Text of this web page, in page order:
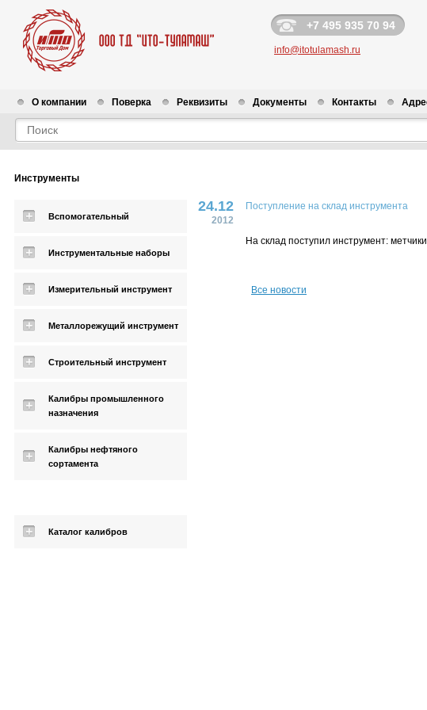
+7 495 935 70 94
info@itotulamash.ru
О компании Поверка Реквизиты Документы Контакты
Инструменты
Вспомогательный
Инструментальные наборы
Измерительный инструмент
Металлорежущий инструмент
Строительный инструмент
Калибры промышленного
назначения
Калибры нефтяного
сортамента
Каталог калибров
24.12
2012
Поступление на склад инструмента
На склад поступил инструмент:
Все новости